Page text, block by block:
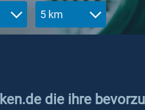
5 km
die ihre